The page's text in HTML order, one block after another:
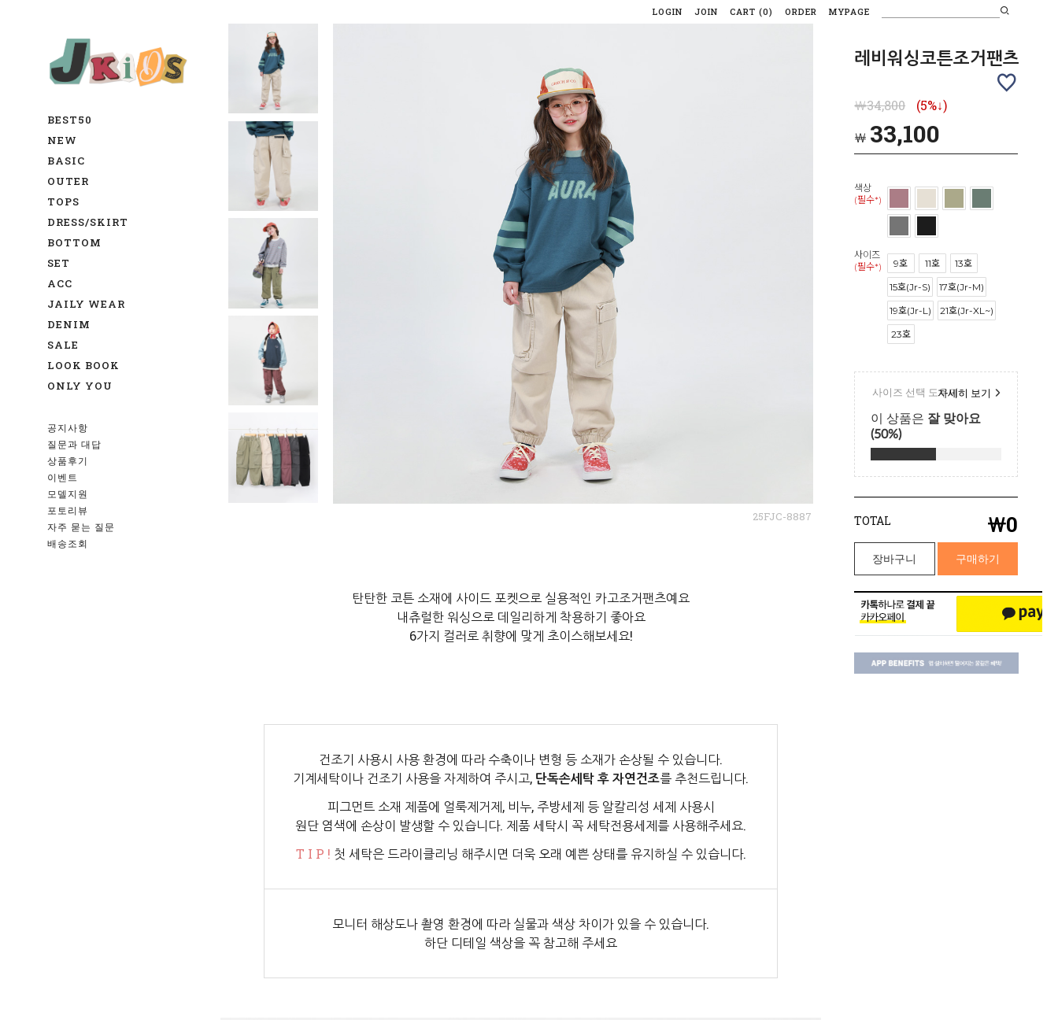
LOGIN JOIN CART (0) ORDER MYPAGE
BEST50
NEW
BASIC
OUTER
TOPS
DRESS/SKIRT
BOTTOM
SET
ACC
JAILY WEAR
DENIM
SALE
LOOK BOOK
ONLY YOU
공지사항
질문과 대답
상품후기
이벤트
모델지원
포토리뷰
자주 묻는 질문
배송조회
25FJC-8887
탄탄한 코튼 소재에 사이드 포켓으로 실용적인 카고조거팬츠예요
내츄럴한 워싱으로 데일리하게 착용하기 좋아요
6가지 컬러로 취향에 맞게 초이스해보세요!
건조기 사용시 사용 환경에 따라 수축이나 변형 등 소재가 손상될 수 있습니다.
기계세탁이나 건조기 사용을 자제하여 주시고, 단독손세탁 후 자연건조를 추천드립니다.
피그먼트 소재 제품에 얼룩제거제, 비누, 주방세제 등 알칼리성 세제 사용시
원단 염색에 손상이 발생할 수 있습니다. 제품 세탁시 꼭 세탁전용세제를 사용해주세요.
T I P ! 첫 세탁은 드라이클리닝 해주시면 더욱 오래 예쁜 상태를 유지하실 수 있습니다.
모니터 해상도나 촬영 환경에 따라 실물과 색상 차이가 있을 수 있습니다.
하단 디테일 색상을 꼭 참고해 주세요
레비워싱코튼조거팬츠
￦34,800
(5%↓)
￦ 33,100
색상
(필수*)
사이즈
(필수*)
9호 11호
13호
15호(Jr-S)
17호(Jr-M)
19호(Jr-L)
21호(Jr-XL~)
23호
TOTAL ￦0
장바구니 구매하기